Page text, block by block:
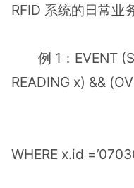
RFID 系统的日常业务
例 1：EVENT
READING x) &&
WHERE x.id